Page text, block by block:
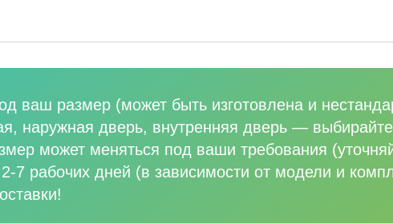
ваш размер (может быть изготовлена и
наружная дверь, внутренняя дверь —
может меняться под ваши требования
7 рабочих дней (в зависимости от модели и